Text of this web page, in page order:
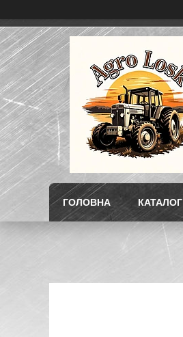
ГОЛОВНА КАТАЛОГ